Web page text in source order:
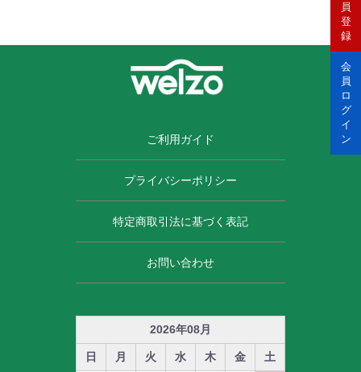
ご利用ガイド
プライバシーポリシー
特定商取引法に基づく表記
お問い合わせ
2026年08月
日 月 火 水 木 金 土
員
登
録
会
員
ロ
グ
イ
ン